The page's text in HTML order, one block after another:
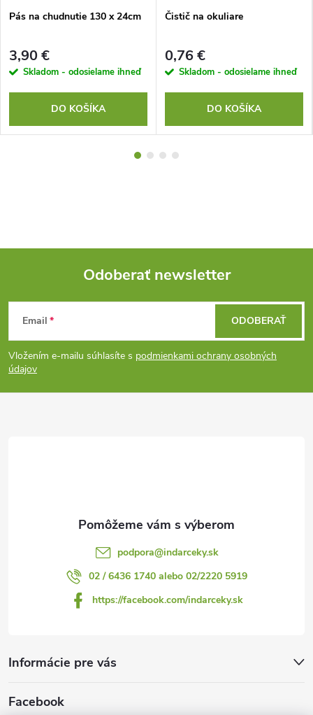
Pás na chudnutie 130 x 24cm
3,90 €
Skladom - odosielame ihneď
DO KOŠÍKA
Čistič na okuliare
0,76 €
Skladom - odosielame ihneď
DO KOŠÍKA
Z
á
p
Odoberať newsletter
Email
Vložením e-mailu súhlasíte s podmienkami ochrany osobných
údajov
ODOBERAŤ
podpora@indarceky.sk
02 / 6436 1740 alebo 02/2220 5919
https://facebook.com/indarceky.sk
Informácie pre vás
Facebook